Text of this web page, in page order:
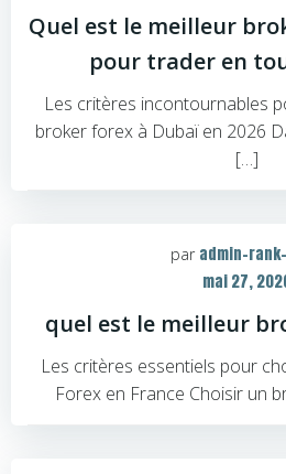
Quel est le meilleur
pour trader en
Les critères incontournables
broker forex à Dubaï en 2026
[…]
par admin-
mai 27,
quel est le meilleur
Les critères essentiels pour
Forex en France Choisir un